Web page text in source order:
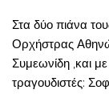
Στα δύο πιάνα
Ορχήστρας
Συμεωνίδη ,και
τραγουδιστές: